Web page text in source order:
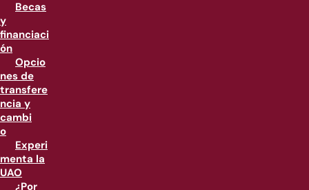
Becas
y
financiaci
ón
Opcio
nes de
transfere
ncia y
cambi
o
Experi
menta la
UAO
¿Por